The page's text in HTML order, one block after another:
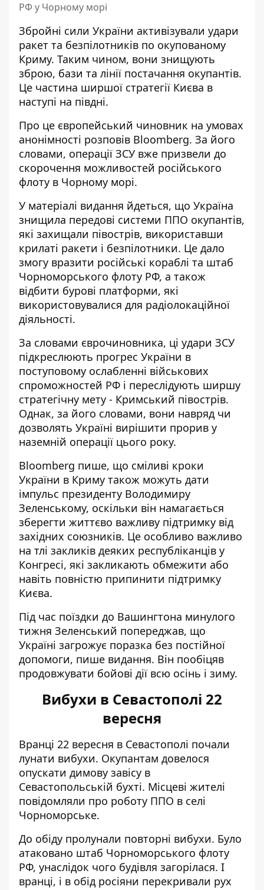
РФ у Чорному морі
Збройні сили України активізували удари
ракет та безпілотників по окупованому
Криму. Таким чином, вони знищують
зброю, бази та лінії постачання окупантів.
Це частина ширшої стратегії Києва в
наступі на півдні.
Про це європейський чиновник на умовах
анонімності розповів Bloomberg. За його
словами, операції ЗСУ вже призвели до
скорочення можливостей російського
флоту в Чорному морі.
У матеріалі видання йдеться, що Україна
знищила передові системи ППО окупантів,
які захищали півострів, використавши
крилаті ракети і безпілотники. Це дало
змогу вразити російські кораблі та штаб
Чорноморського флоту РФ, а також
відбити бурові платформи, які
використовувалися для радіолокаційної
діяльності.
За словами єврочиновника, ці удари ЗСУ
підкреслюють прогрес України в
поступовому ослабленні військових
спроможностей РФ і переслідують ширшу
стратегічну мету - Кримський півострів.
Однак, за його словами, вони навряд чи
дозволять Україні вирішити прорив у
наземній операції цього року.
Bloomberg пише, що сміливі кроки
України в Криму також можуть дати
імпульс президенту Володимиру
Зеленському, оскільки він намагається
зберегти життєво важливу підтримку від
західних союзників. Це особливо важливо
на тлі закликів деяких республіканців у
Конгресі, які закликають обмежити або
навіть повністю припинити підтримку
Києва.
Під час поїздки до Вашингтона минулого
тижня Зеленський попереджав, що
Україні загрожує поразка без постійної
допомоги, пише видання. Він пообіцяв
продовжувати бойові дії всю осінь і зиму.
Вибухи в Севастополі 22
вересня
Вранці 22 вересня в Севастополі почали
лунати вибухи. Окупантам довелося
опускати димову завісу в
Севастопольській бухті. Місцеві жителі
повідомляли про роботу ППО в селі
Чорноморське.
До обіду пролунали повторні вибухи. Було
атаковано штаб Чорноморського флоту
РФ, унаслідок чого будівля загорілася. І
вранці, і в обід росіяни перекривали рух